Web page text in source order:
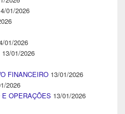
01/2026
01/2026
13/01/2026
FINANCEIRO 13/01/2026
2026
OPERAÇÕES 13/01/2026